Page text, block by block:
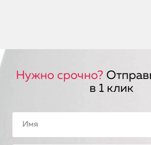
Нужно срочно?
в 1 клик